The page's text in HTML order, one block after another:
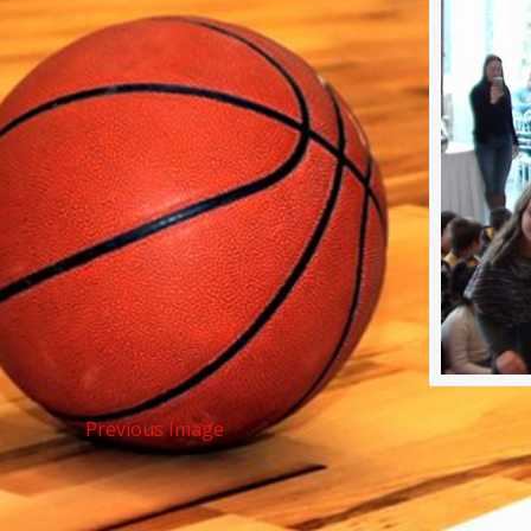
Previous Image